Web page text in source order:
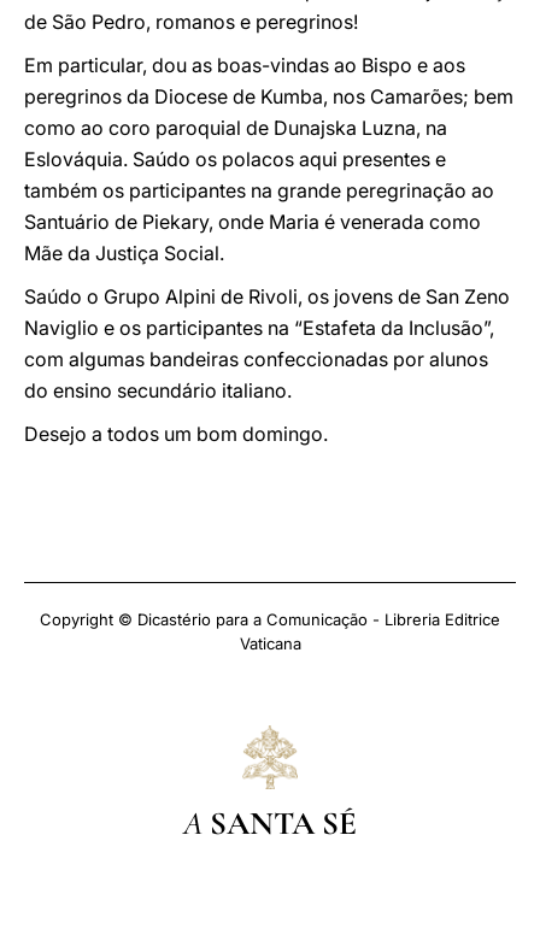
de São Pedro, romanos e peregrinos!
Em particular, dou as boas-vindas ao Bispo e aos
peregrinos da Diocese de Kumba, nos Camarões; bem
como ao coro paroquial de Dunajska Luzna, na
Eslováquia. Saúdo os polacos aqui presentes e
também os participantes na grande peregrinação ao
Santuário de Piekary, onde Maria é venerada como
Mãe da Justiça Social.
Saúdo o Grupo Alpini de Rivoli, os jovens de San Zeno
Naviglio e os participantes na “Estafeta da Inclusão”,
com algumas bandeiras confeccionadas por alunos
do ensino secundário italiano.
Desejo a todos um bom domingo.
Copyright © Dicastério para a Comunicação - Libreria Editrice
Vaticana
A SANTA SÉ